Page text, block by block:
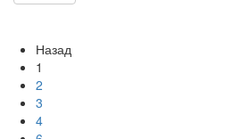
Назад
1
2
3
4